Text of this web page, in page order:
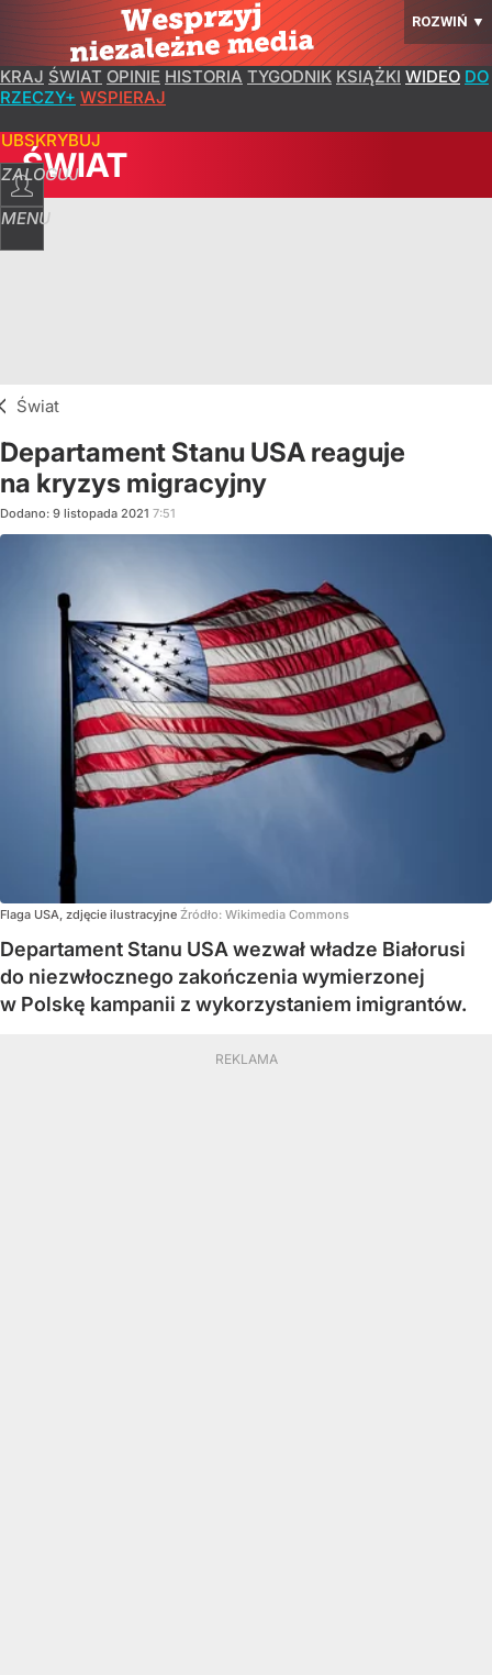
ROZWIŃ ▼
KRAJ ŚWIAT OPINIE HISTORIA TYGODNIK KSIĄŻKI WIDEO DO
RZECZY+ WSPIERAJ
ZALOGUJ
MENU
ŚWIAT
Świat
Departament Stanu USA reaguje
na kryzys migracyjny
Dodano: 9 listopada 2021 7:51
Flaga USA, zdjęcie ilustracyjne Źródło: Wikimedia Commons
Departament Stanu USA wezwał władze Białorusi
do niezwłocznego zakończenia wymierzonej
w Polskę kampanii z wykorzystaniem imigrantów.